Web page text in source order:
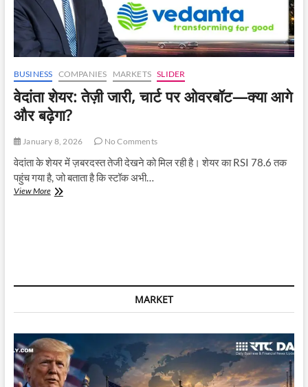
BUSINESS COMPANIES MARKETS SLIDER
वेदांता शेयर: तेज़ी जारी, चार्ट पर ओवरबॉट—क्या आगे
और बढ़ेगा?
January 8, 2026 No Comments
वेदांता के शेयर में ज़बरदस्त तेजी देखने को मिल रही है। शेयर का RSI 78.6 तक
पहुंच गया है, जो बताता है कि स्टॉक अभी…
View Moreवेदांता
क्या
और
MARKET